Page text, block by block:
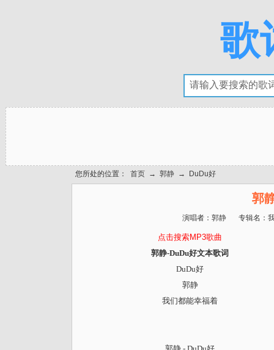
歌
您所处的位置： 首页 → 郭静 → DuDu好
郭
演唱者： 郭静 专辑名：
点击搜索MP3歌曲
郭静-DuDu好文本歌词
DuDu好
郭静
我们都能幸福着